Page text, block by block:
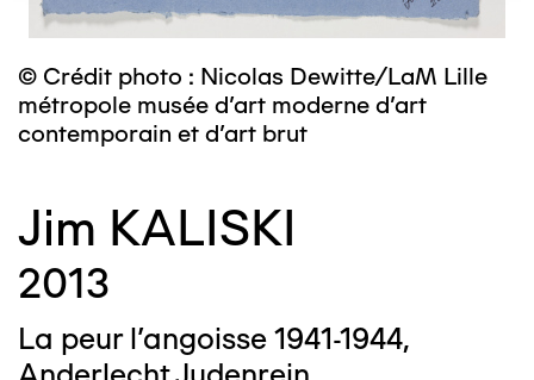
© Crédit photo : Nicolas Dewitte/LaM Lille
métropole musée d’art moderne d’art
contemporain et d’art brut
Jim KALISKI
2013
La peur l’angoisse 1941-1944,